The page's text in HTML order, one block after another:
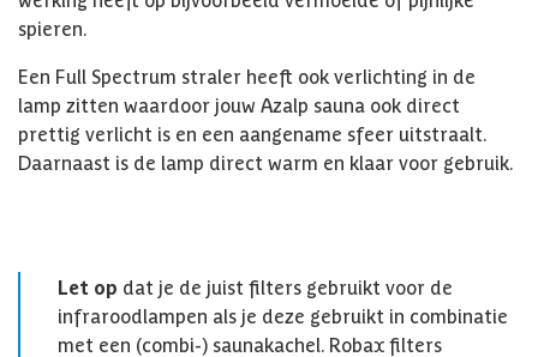
spieren.
Een Full Spectrum straler heeft ook verlichting in de
lamp zitten waardoor jouw Azalp sauna ook direct
prettig verlicht is en een aangename sfeer uitstraalt.
Daarnaast is de lamp direct warm en klaar voor gebruik.
Let op dat je de juist filters gebruikt voor de
infraroodlampen als je deze gebruikt in combinatie
met een (combi-) saunakachel. Robax filters